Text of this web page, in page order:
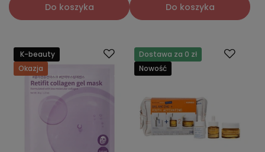
Do koszyka Do koszyka
K-beauty
Okazja
Dostawa za 0 zł
Nowość